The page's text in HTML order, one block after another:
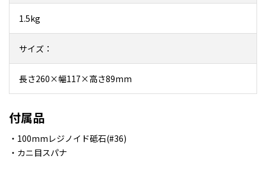
1.5kg
サイズ：
長さ260×幅117×高さ89mm
付属品
・100mmレジノイド砥石(#36)
・カニ目スパナ